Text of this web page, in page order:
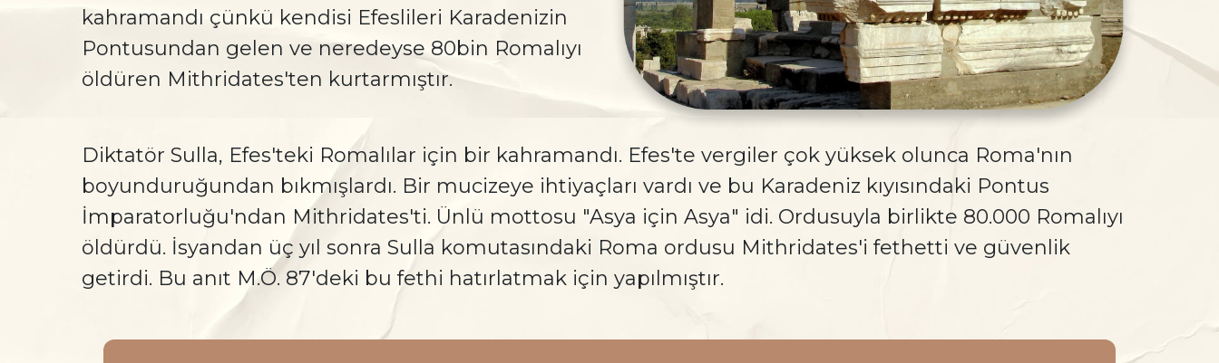
kahramandı çünkü kendisi Efeslileri Karadenizin
Pontusundan gelen ve neredeyse 80bin Romalıyı
öldüren Mithridates'ten kurtarmıştır.
Diktatör Sulla, Efes'teki Romalılar için bir kahramandı. Efes'te vergiler çok yüksek olunca Roma'nın
boyunduruğundan bıkmışlardı. Bir mucizeye ihtiyaçları vardı ve bu Karadeniz kıyısındaki Pontus
İmparatorluğu'ndan Mithridates'ti. Ünlü mottosu "Asya için Asya" idi. Ordusuyla birlikte 80.000 Romalıyı
öldürdü. İsyandan üç yıl sonra Sulla komutasındaki Roma ordusu Mithridates'i fethetti ve güvenlik
getirdi. Bu anıt M.Ö. 87'deki bu fethi hatırlatmak için yapılmıştır.